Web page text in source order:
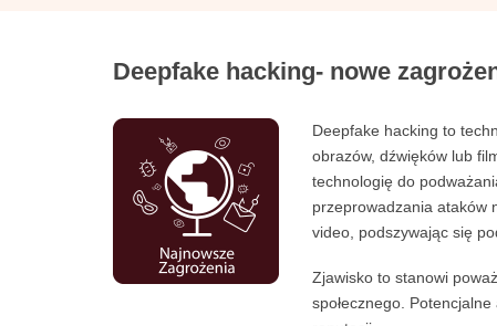
Deepfake hacking- nowe
Deepfake hacking to
obrazów, dźwięków lub
technologię do
przeprowadzania ataków
video, podszywając się
Zjawisko to stanowi
społecznego.